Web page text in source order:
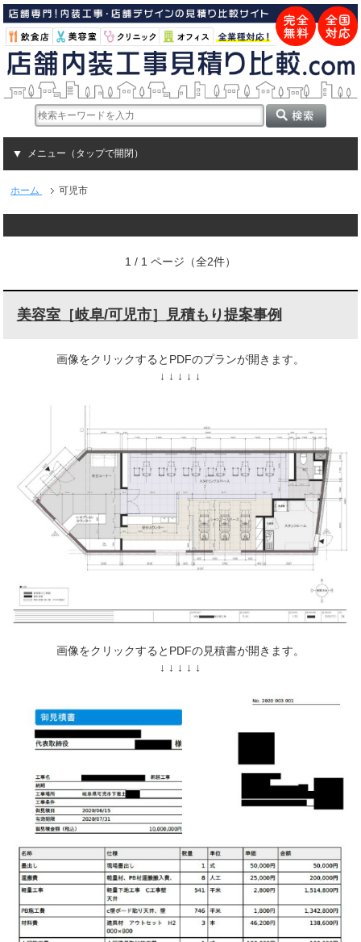
メニュー（タップで開閉）
ホーム 可児市
1 / 1 ページ（全2件）
美容室［岐阜/可児市］見積もり提案事例
画像をクリックするとPDFのプランが開きます。
↓ ↓ ↓ ↓ ↓
画像をクリックするとPDFの見積書が開きます。
↓ ↓ ↓ ↓ ↓